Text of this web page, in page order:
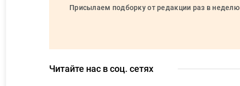
Присылаем подборку от редакции раз в неделю
Читайте нас в соц. сетях